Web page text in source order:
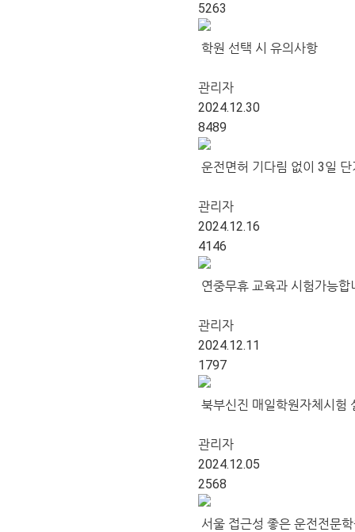
5263
학원 선택 시 유의사항
관리자
2024.12.30
8489
운전면허 기다림 없이 3일
관리자
2024.12.16
4146
연중무휴 교육과 시험가능합
관리자
2024.12.11
1797
북부신진 매일학원자체시험
관리자
2024.12.05
2568
서울 접근성 좋은 운전전문